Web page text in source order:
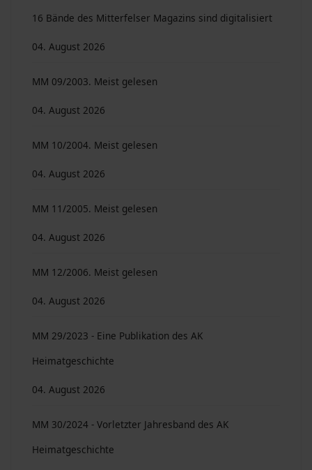
16 Bände des Mitterfelser Magazins sind digitalisiert
04. August 2026
MM 09/2003. Meist gelesen
04. August 2026
MM 10/2004. Meist gelesen
04. August 2026
MM 11/2005. Meist gelesen
04. August 2026
MM 12/2006. Meist gelesen
04. August 2026
MM 29/2023 - Eine Publikation des AK
Heimatgeschichte
04. August 2026
MM 30/2024 - Vorletzter Jahresband des AK
Heimatgeschichte